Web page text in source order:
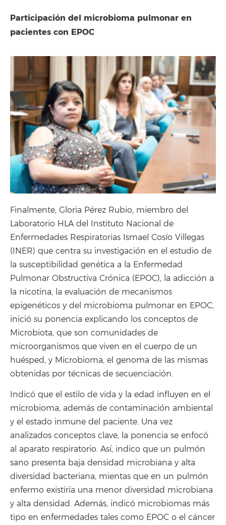
Participación del microbioma pulmonar en
pacientes con EPOC
Finalmente, Gloria Pérez Rubio, miembro del
Laboratorio HLA del Instituto Nacional de
Enfermedades Respiratorias Ismael Cosío Villegas
(INER) que centra su investigación en el estudio de
la susceptibilidad genética a la Enfermedad
Pulmonar Obstructiva Crónica (EPOC), la adicción a
la nicotina, la evaluación de mecanismos
epigenéticos y del microbioma pulmonar en EPOC,
inició su ponencia explicando los conceptos de
Microbiota, que son comunidades de
microorganismos que viven en el cuerpo de un
huésped, y Microbioma, el genoma de las mismas
obtenidas por técnicas de secuenciación.
Indicó que el estilo de vida y la edad influyen en el
microbioma, además de contaminación ambiental
y el estado inmune del paciente. Una vez
analizados conceptos clave, la ponencia se enfocó
al aparato respiratorio. Así, indico que un pulmón
sano presenta baja densidad microbiana y alta
diversidad bacteriana, mientas que en un pulmón
enfermo existiría una menor diversidad microbiana
y alta densidad. Además, indicó microbiomas más
tipo en enfermedades tales como EPOC o el cáncer